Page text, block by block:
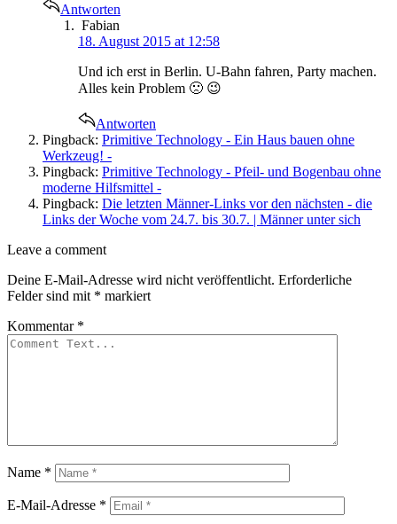
Antworten
says:
Fabian
18. August 2015 at 12:58
Und ich erst in Berlin. U-Bahn fahren, Party machen.
Alles kein Problem 🙁 😉
Antworten
Pingback: Primitive Technology - Ein Haus bauen ohne
Werkzeug! -
Pingback: Primitive Technology - Pfeil- und Bogenbau ohne
moderne Hilfsmittel -
Pingback: Die letzten Männer-Links vor den nächsten - die
Links der Woche vom 24.7. bis 30.7. | Männer unter sich
Leave
comment
Leave a comment
Deine E-Mail-Adresse wird nicht veröffentlicht. Erforderliche
Felder sind mit * markiert
Kommentar *
Name *
E-Mail-Adresse *